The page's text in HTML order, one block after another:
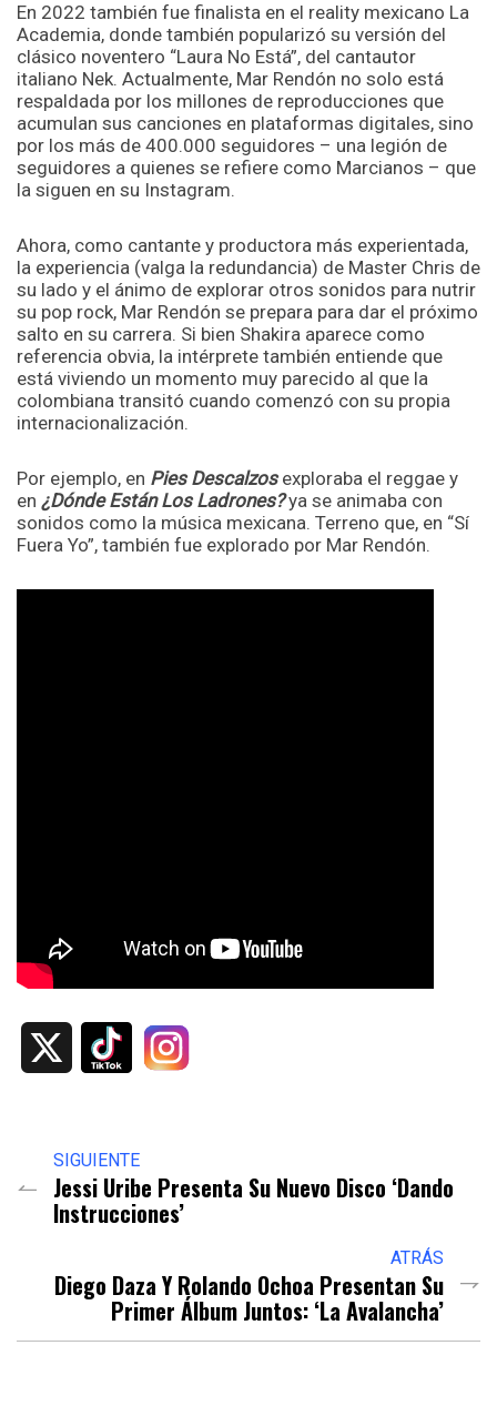
En 2022 también fue finalista en el reality mexicano La
Academia, donde también popularizó su versión del
clásico noventero “Laura No Está”, del cantautor
italiano Nek. Actualmente, Mar Rendón no solo está
respaldada por los millones de reproducciones que
acumulan sus canciones en plataformas digitales, sino
por los más de 400.000 seguidores – una legión de
seguidores a quienes se refiere como Marcianos – que
la siguen en su Instagram.
Ahora, como cantante y productora más experientada,
la experiencia (valga la redundancia) de Master Chris de
su lado y el ánimo de explorar otros sonidos para nutrir
su pop rock, Mar Rendón se prepara para dar el próximo
salto en su carrera. Si bien Shakira aparece como
referencia obvia, la intérprete también entiende que
está viviendo un momento muy parecido al que la
colombiana transitó cuando comenzó con su propia
internacionalización.
Por ejemplo, en Pies Descalzosexploraba el reggae y
en ¿Dónde Están Los Ladrones?ya se animaba con
sonidos como la música mexicana. Terreno que, en “Sí
Fuera Yo”, también fue explorado por Mar Rendón.
SIGUIENTE
Jessi Uribe Presenta Su Nuevo Disco ‘Dando
Instrucciones’
ATRÁS
Diego Daza Y Rolando Ochoa Presentan Su
Primer Álbum Juntos: ‘La Avalancha’